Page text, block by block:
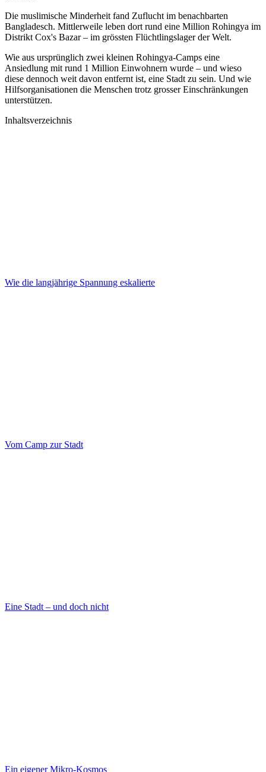
Die muslimische Minderheit fand Zuflucht im benachbarten
Bangladesch. Mittlerweile leben dort rund eine Million Rohingya im
Distrikt Cox's Bazar – im grössten Flüchtlingslager der Welt.
Wie aus ursprünglich zwei kleinen Rohingya-Camps eine
Ansiedlung mit rund 1 Million Einwohnern wurde – und wieso
diese dennoch weit davon entfernt ist, eine Stadt zu sein. Und wie
Hilfsorganisationen die Menschen trotz grosser Einschränkungen
unterstützen.
Inhaltsverzeichnis
Wie die langjährige Spannung eskalierte
Vom Camp zur Stadt
Eine Stadt – und doch nicht
Ein eigener Mikro-Kosmos